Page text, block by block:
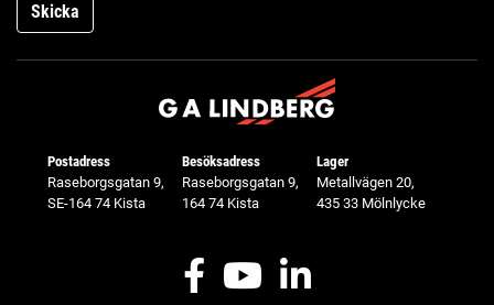
Skicka
Postadress
Raseborgsgatan 9,
SE-164 74 Kista
Besöksadress
Raseborgsgatan 9,
164 74 Kista
Lager
Metallvägen 20,
435 33 Mölnlycke
FacebookYoutubeLinkedIn